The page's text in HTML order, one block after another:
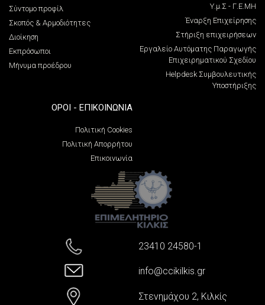
Σύντομο προφίλ
Σκοπός & Αρμοδιότητες
Διοίκηση
Εκπρόσωποι
Μήνυμα προέδρου
Υ.μ.Σ - Γ.Ε.ΜΗ
Έναρξη Επιχείρησης
Στήριξη επιχειρήσεων
Εργαλείο Αυτόματης Παραγωγής
Επιχειρηματικού Σχεδίου
Helpdesk Συμβουλευτικής
Υποστήριξης
ΌΡΟΙ - ΕΠΙΚΟΙΝΩΝΊΑ
Πολιτική Cookies
Πολιτική Απορρήτου
Επικοινωνία
23410 24580-1
info@ccikilkis.gr
Στενημάχου 2, Κιλκίς